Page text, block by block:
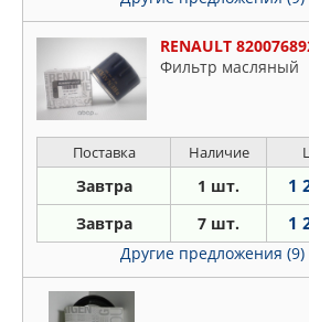
RENAULT
Фильтр масляный
Поставка Наличие
Завтра 1 шт. 1
Завтра 7 шт. 1
Другие предложения (9)